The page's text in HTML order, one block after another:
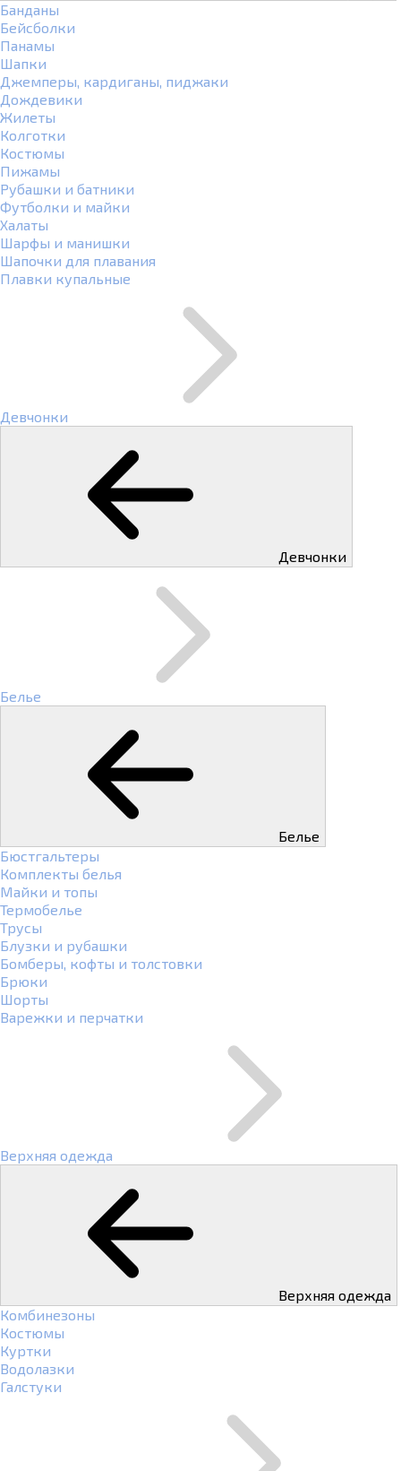
Банданы
Бейсболки
Панамы
Шапки
Джемперы, кардиганы, пиджаки
Дождевики
Жилеты
Колготки
Костюмы
Пижамы
Рубашки и батники
Футболки и майки
Халаты
Шарфы и манишки
Шапочки для плавания
Плавки купальные
Девчонки
Девчонки
Белье
Белье
Бюстгальтеры
Комплекты белья
Майки и топы
Термобелье
Трусы
Блузки и рубашки
Бомберы, кофты и толстовки
Брюки
Шорты
Варежки и перчатки
Верхняя одежда
Верхняя одежда
Комбинезоны
Костюмы
Куртки
Водолазки
Галстуки